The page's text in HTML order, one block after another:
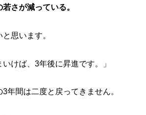
さが減っている。
思います。
けば、3年後に昇進です。」
年間は二度と戻ってきません。